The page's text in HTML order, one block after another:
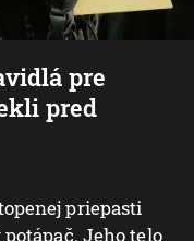
pre
pred
priepasti
Jeho telo